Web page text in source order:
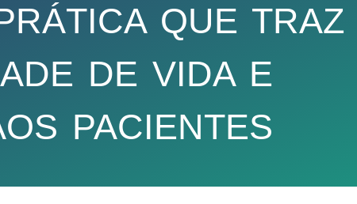
QUE TRAZ
DE VIDA E
PACIENTES